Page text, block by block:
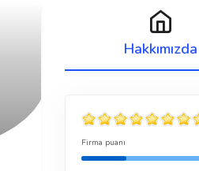
Hakkımızda
Firma puanı